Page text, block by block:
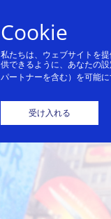
Visaの
Cookie
私たちは、ウェブサイトを
供できるように、あなたの
パートナーを含む）を可能
受け入れる